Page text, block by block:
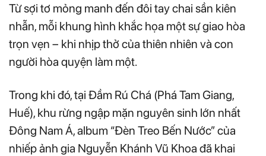
Từ sợi tơ mỏng manh đến đôi tay chai sần kiên
nhẫn, mỗi khung hình khắc họa một sự giao hòa
trọn vẹn – khi nhịp thở của thiên nhiên và con
người hòa quyện làm một.
Trong khi đó, tại Đầm Rú Chá (Phá Tam Giang,
Huế), khu rừng ngập mặn nguyên sinh lớn nhất
Đông Nam Á, album “Đèn Treo Bến Nước” của
nhiếp ảnh gia Nguyễn Khánh Vũ Khoa đã khai